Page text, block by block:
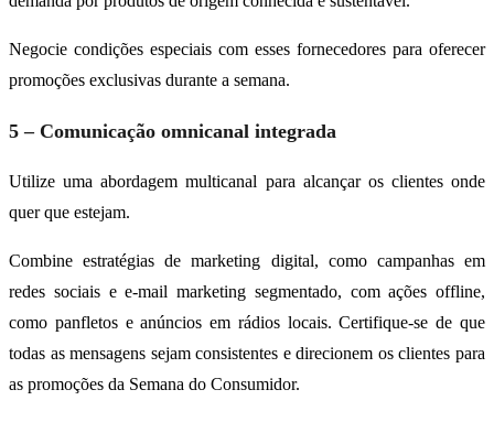
Negocie condições especiais com esses fornecedores para oferecer
promoções exclusivas durante a semana.
5 – Comunicação omnicanal integrada
Utilize uma abordagem multicanal para alcançar os clientes onde
quer que estejam.
Combine estratégias de marketing digital, como campanhas em
redes sociais e e-mail marketing segmentado, com ações offline,
como panfletos e anúncios em rádios locais. Certifique-se de que
todas as mensagens sejam consistentes e direcionem os clientes para
as promoções da Semana do Consumidor.